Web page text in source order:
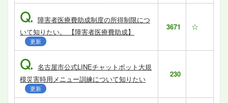
Q. 障害者医療費助成制度の所得制限につ
いて知りたい。 【障害者医療費助成】
更新
3671 ☆
Q. 名古屋市公式LINEチャットボット大規
模災害時用メニュー訓練について知りたい
更新
230